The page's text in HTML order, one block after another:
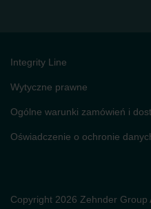
Copyright 2026 Zehnder Group
Integrity Line
Wytyczne prawne
Ogólne warunki zamówień i
Oświadczenie o ochronie